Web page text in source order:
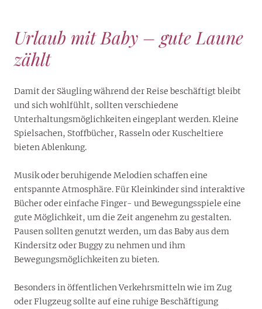
Urlaub mit Baby – gute Laune
zählt
Damit der Säugling während der Reise beschäftigt bleibt
und sich wohlfühlt, sollten verschiedene
Unterhaltungsmöglichkeiten eingeplant werden. Kleine
Spielsachen, Stoffbücher, Rasseln oder Kuscheltiere
bieten Ablenkung.
Musik oder beruhigende Melodien schaffen eine
entspannte Atmosphäre. Für Kleinkinder sind interaktive
Bücher oder einfache Finger- und Bewegungsspiele eine
gute Möglichkeit, um die Zeit angenehm zu gestalten.
Pausen sollten genutzt werden, um das Baby aus dem
Kindersitz oder Buggy zu nehmen und ihm
Bewegungsmöglichkeiten zu bieten.
Besonders in öffentlichen Verkehrsmitteln wie im Zug
oder Flugzeug sollte auf eine ruhige Beschäftigung